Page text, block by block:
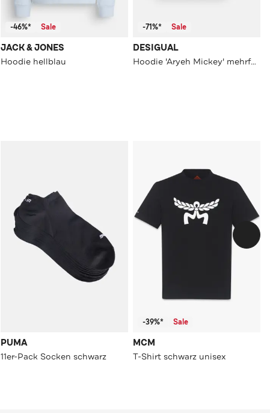
-46%* Sale
JACK & JONES
Hoodie hellblau
-71%* Sale
DESIGUAL
Hoodie 'Aryeh Mickey' mehrfarbig
PUMA
11er-Pack Socken schwarz
-39%* Sale
MCM
T-Shirt schwarz unisex